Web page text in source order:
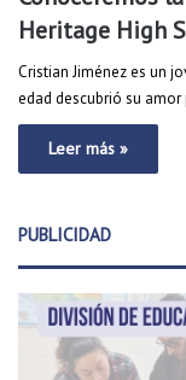
Heritage High
Cristian Jiménez es un
edad descubrió su
Leer más »
PUBLICIDAD